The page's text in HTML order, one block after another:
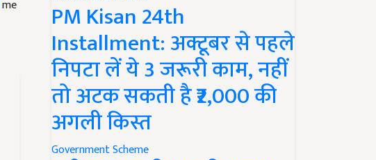
me
PM Kisan 24th
Installment: अक्टूबर से पहले
निपटा लें ये 3 जरूरी काम, नहीं
तो अटक सकती है ₹2,000 की
अगली किस्त
Government Scheme